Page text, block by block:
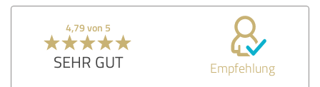
4,79 von 5
SEHR GUT Empfehlung